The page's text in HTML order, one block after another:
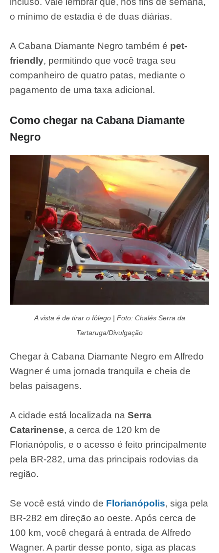
o mínimo de estadia é de duas diárias.
A Cabana Diamante Negro também é pet-
friendly, permitindo que você traga seu
companheiro de quatro patas, mediante o
pagamento de uma taxa adicional.
Como chegar na Cabana Diamante
Negro
A vista é de tirar o fôlego | Foto: Chalés Serra da
Tartaruga/Divulgação
Chegar à Cabana Diamante Negro em Alfredo
Wagner é uma jornada tranquila e cheia de
belas paisagens.
A cidade está localizada na Serra
Catarinense, a cerca de 120 km de
Florianópolis, e o acesso é feito principalmente
pela BR-282, uma das principais rodovias da
região.
Se você está vindo de Florianópolis, siga pela
BR-282 em direção ao oeste. Após cerca de
100 km, você chegará à entrada de Alfredo
Wagner. A partir desse ponto, siga as placas